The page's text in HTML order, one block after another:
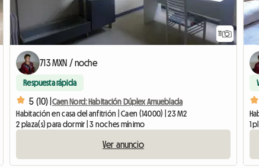
11
713 MXN / noche
Respuesta rápida
5 (10) | Caen Nord: Habitación Dúplex Amueblada
Habitación en casa del anfitrión | Caen (14000) | 23 M2
2 plaza(s) para dormir | 3 noches mínimo
Ver anuncio
1